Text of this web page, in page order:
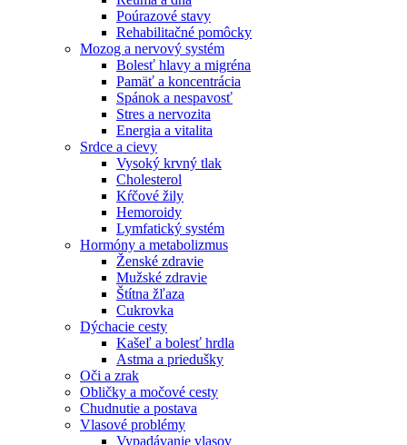
Poúrazové stavy
Rehabilitačné pomôcky
Mozog a nervový systém
Bolesť hlavy a migréna
Pamäť a koncentrácia
Spánok a nespavosť
Stres a nervozita
Energia a vitalita
Srdce a cievy
Vysoký krvný tlak
Cholesterol
Kŕčové žily
Hemoroidy
Lymfatický systém
Hormóny a metabolizmus
Ženské zdravie
Mužské zdravie
Štítna žľaza
Cukrovka
Dýchacie cesty
Kašeľ a bolesť hrdla
Astma a priedušky
Oči a zrak
Obličky a močové cesty
Chudnutie a postava
Vlasové problémy
Vypadávanie vlasov